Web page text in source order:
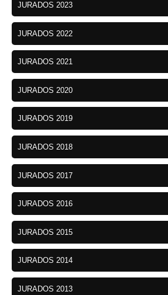
JURADOS 2023
JURADOS 2022
JURADOS 2021
JURADOS 2020
JURADOS 2019
JURADOS 2018
JURADOS 2017
JURADOS 2016
JURADOS 2015
JURADOS 2014
JURADOS 2013